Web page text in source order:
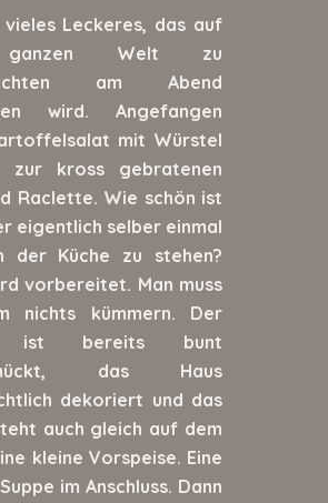
Leckeres, das auf
Welt zu
am Abend
wird. Angefangen
mit Würstel
zur kross gebratenen
Raclette. Wie schön ist
eigentlich selber einmal
der Küche zu stehen?
vorbereitet. Man muss
nichts kümmern. Der
ist bereits bunt
das Haus
dekoriert und das
auch gleich auf dem
kleine Vorspeise. Eine
im Anschluss. Dann